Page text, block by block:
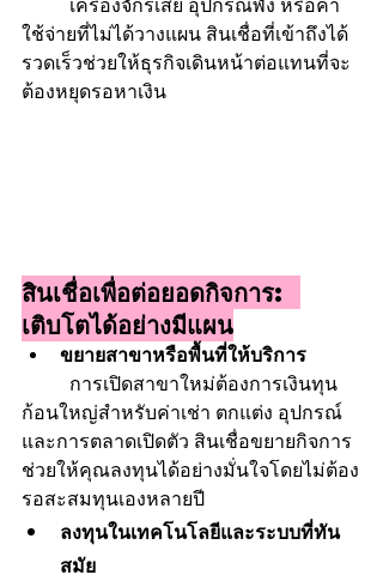
ใช้จ่ายที่ไม่ได้วางแผน สินเชื่อที่เข้าถึงได้
รวดเร็วช่วยให้ธุรกิจเดินหน้าต่อแทนที่จะ
ต้องหยุดรอหาเงิน
สินเชื่อเพื่อต่อยอดกิจการ:
เติบโตได้อย่างมีแผน
ขยายสาขาหรือพื้นที่ให้บริการ
ก้อนใหญ่สำหรับค่าเช่า ตกแต่ง อุปกรณ์
และการตลาดเปิดตัว สินเชื่อขยายกิจการ
ช่วยให้คุณลงทุนได้อย่างมั่นใจโดยไม่ต้อง
รอสะสมทุนเองหลายปี
ลงทุนในเทคโนโลยีและระบบที่ทัน
สมัย